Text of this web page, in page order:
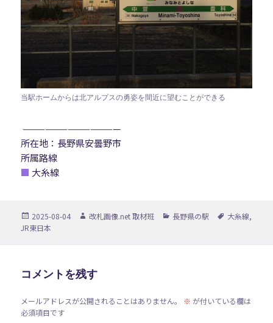
当駅ホームからは北アルプスの勇姿を間近に望むことができる
—————————————
所在地：長野県安曇野市
所属路線
■ 大糸線
投
稿
2025-08-04
作
改札画像.net 取材班
カ
長野県の駅
タ
大糸線,
JR東日本
コメントを残す
メールアドレスが公開されることはありません。 ※ が付いている欄は
必須項目です